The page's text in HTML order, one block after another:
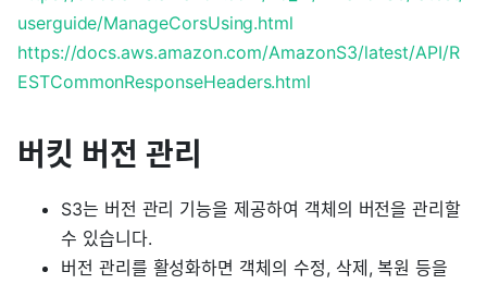
userguide/ManageCorsUsing.html
https://docs.aws.amazon.com/AmazonS3/latest/API/R
ESTCommonResponseHeaders.html
버킷 버전 관리
S3는 버전 관리 기능을 제공하여 객체의 버전을 관리할
수 있습니다.
버전 관리를 활성화하면 객체의 수정, 삭제, 복원 등을